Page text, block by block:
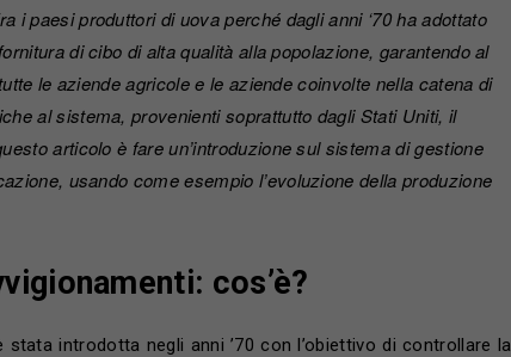
i paesi produttori di uova perché dagli anni ‘70 ha adottato
di cibo di alta qualità alla popolazione, garantendo al
le aziende agricole e le aziende coinvolte nella catena di
al sistema, provenienti soprattutto dagli Stati Uniti, il
articolo è fare un’introduzione sul sistema di gestione
usando come esempio l’evoluzione della produzione
cos’è?
introdotta negli anni ’70 con l’obiettivo di controllare la